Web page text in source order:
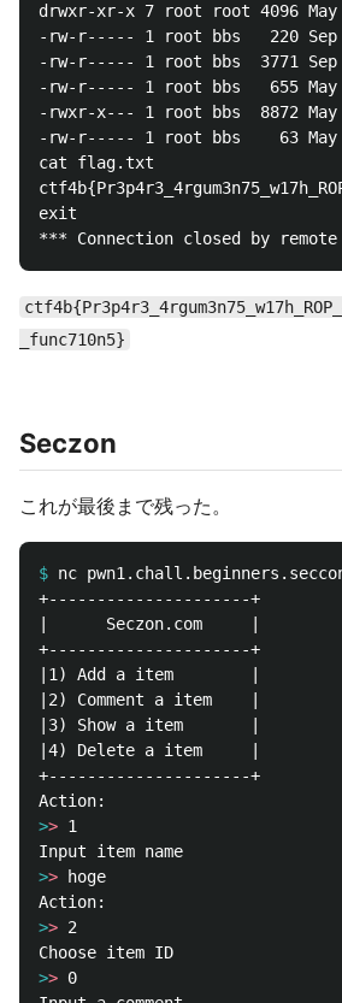
drwxr-xr-x 7 root root 4096
-rw-r----- 1 root bbs   220 Sep
-rw-r----- 1 root bbs  3771
-rw-r----- 1 root bbs   655 May
-rwxr-x--- 1 root bbs  8872 May
-rw-r----- 1 root bbs    63 May
cat flag.txt
exit
_func710n5}
Seczon
これが最後まで残った。
$
+---------------------+
|      Seczon.com     |
+---------------------+
|1) Add a item        |
|2) Comment a item    |
|3) Show a item       |
|4) Delete a item     |
+---------------------+
>>
>>
>>
>>